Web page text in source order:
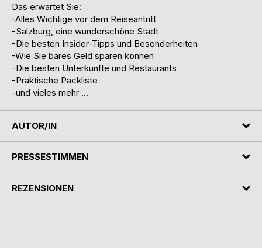
Das erwartet Sie:
-Alles Wichtige vor dem Reiseantritt
-Salzburg, eine wunderschöne Stadt
-Die besten Insider-Tipps und Besonderheiten
-Wie Sie bares Geld sparen können
-Die besten Unterkünfte und Restaurants
-Praktische Packliste
-und vieles mehr ...
AUTOR/IN
PRESSESTIMMEN
REZENSIONEN